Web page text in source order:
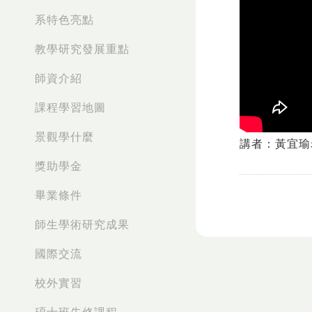
系特色亮點
教學研究發展重點
師資介紹
課程學習地圖
景觀學什麼
獎助學金
畢業條件
師生學術研究成果
國際交流
校外實習
講者：黃宜